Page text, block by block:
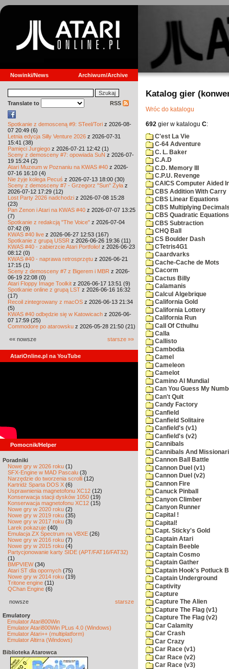
Nowinki/News Archiwum/Archive
Translate to RSS
Spotkanie z demosceną #9: STeel/Tori z 2026-08-
07 20:49 (6)
Letnia edycja Silly Venture 2026 z 2026-07-31
15:41 (38)
Pamięci Jurgiego z 2026-07-21 12:42 (1)
Sceny z demosceny #7: opowiada SuN z 2026-07-
19 15:24 (2)
Atari Muzeum w Poznaniu na KWAS #40 z 2026-
07-16 16:10 (4)
Nie żyje kolega Pecuś z 2026-07-13 18:00 (30)
Sceny z demosceny #7 - Grzegorz "Sun" Żyła z
2026-07-12 17:29 (12)
Lost Party 2026 nadchodzi z 2026-07-08 15:28
(23)
Pan Zenon i Atari na KWAS #40 z 2026-07-07 13:25
(7)
Spotkanie z redakcją "The Voice" z 2026-07-04
07:42 (9)
KWAS #40 live z 2026-06-27 12:53 (167)
Spotkanie z grupą USSR z 2026-06-26 19:36 (11)
KWAS #40 - zabierzcie Atari Portfolio! z 2026-06-23
08:12 (0)
KWAS #40 - naprawa retrosprzętu z 2026-06-21
17:15 (1)
Sceny z demosceny #7 z Bigerem i MBR z 2026-
06-19 22:08 (0)
Atari Floppy Image Toolkit z 2026-06-17 13:51 (9)
Spotkanie online z grupą LST z 2026-06-16 16:32
(17)
Recoil zintegrowany z macOS z 2026-06-13 21:34
(5)
KWAS #40 odbędzie się w Katowicach z 2026-06-
07 17:59 (25)
Commodore po atarowsku z 2026-05-28 21:50 (21)
«« nowsze starsze »»
AtariOnline.pl na YouTube
Pomocnik/Helper
Poradniki
Nowe gry w 2026 roku (1)
SFX-Engine w MAD Pascalu (3)
Narzędzie do tworzenia scrolli (12)
Kartridż Sparta DOS X (6)
Usprawnienia magnetofonu XC12 (12)
Konserwacja stacji dysków 1050 (19)
Konserwacja magnetofonu XC12 (15)
Nowe gry w 2020 roku (2)
Nowe gry w 2019 roku (35)
Nowe gry w 2017 roku (3)
Larek pokazuje (40)
Emulacja ZX Spectrum na VBXE (26)
Nowe gry w 2016 roku (7)
Nowe gry w 2015 roku (4)
Partycjonowanie karty SIDE (APT/FAT16/FAT32)
(1)
BMPVIEW(34)
Atari ST dla opornych (75)
Nowe gry w 2014 roku (19)
Tritone engine (11)
QChan Engine (6)
nowsze starsze
Emulatory
Emulator Atari800Win
Emulator Atari800Win PLus 4.0 (Windows)
Emulator Atari++ (multiplatform)
Emulator Altirra (Windows)
Biblioteka Atarowca
Katalog gier
Wróc do katalogu
692 gier w katalogu C:
C'est La Vie
C-64 Adventure
C. L. Baker
C.A.D
C.D. Memory III
C.P.U. Revenge
CAICS Computer Aided
CBS Addition With Carry
CBS Linear Equations
CBS Multiplying
CBS Quadratic Equations
CBS Subtraction
CHQ Ball
CS Boulder Dash
CTetris4G1
Caardvarks
Cache-Cache de Mots
Cacorm
Cactus Billy
Calamanis
Calcul Algebrique
California Gold
California Lottery
California Run
Call Of Cthulhu
Calla
Callisto
Cambodia
Camel
Cameleon
Camelot
Camino Al Mundial
Can You Guess My
Can't Quit
Candy Factory
Canfield
Canfield Solitaire
Canfield's (v1)
Canfield's (v2)
Cannibals
Cannibals And
Cannon Ball Battle
Cannon Duel (v1)
Cannon Duel (v2)
Cannon Fire
Canuck Pinball
Canyon Climber
Canyon Runner
Capital !
Capital!
Capt. Sticky's Gold
Captain Atari
Captain Beeble
Captain Cosmo
Captain Gather
Captain Hook's Potluck
Captain Underground
Captivity
Capture
Capture The Alien
Capture The Flag (v1)
Capture The Flag (v2)
Car Calamity
Car Crash
Car Crazy
Car Race (v1)
Car Race (v2)
Car Race (v3)